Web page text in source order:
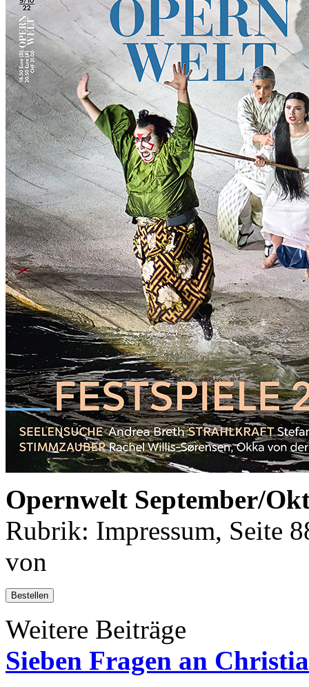
Opernwelt September/
Rubrik: Impressum, Seite
von
Bestellen
Weitere Beiträge
Sieben Fragen an